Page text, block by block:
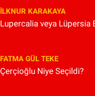
İLKNUR KARAKAYA
Lupercalia veya Lüpersia
FATMA GÜL TEKE
Çerçioğlu Niye Seçildi?